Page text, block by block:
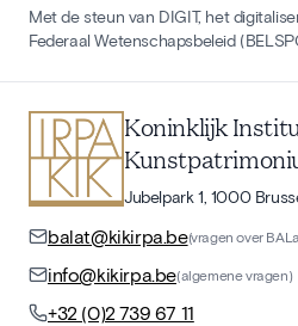
Met de steun van DIGIT, het
Federaal Wetenschapsbeleid
Koninklijk
Jubelpark 1, 1000
balat@kikirpa.be(vragen over
info@kikirpa.be(algemene vragen)
+32 (0)2 739 67 11